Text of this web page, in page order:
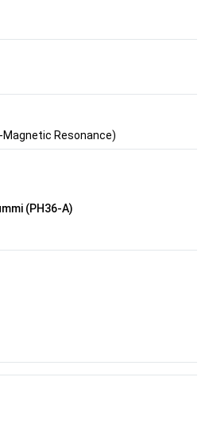
Resonance)
(PH36-A)